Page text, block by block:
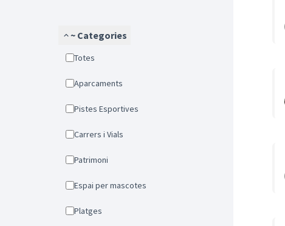
~ Categories
Totes
Aparcaments
Pistes Esportives
Carrers i Vials
Patrimoni
Espai per mascotes
Platges